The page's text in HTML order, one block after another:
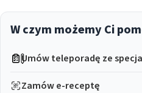
W czym możemy Ci
Umów teleporadę ze
Zamów e-receptę